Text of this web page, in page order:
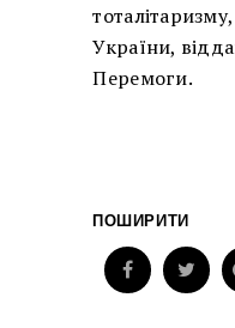
України,
Перемоги.
ПОШИРИТИ